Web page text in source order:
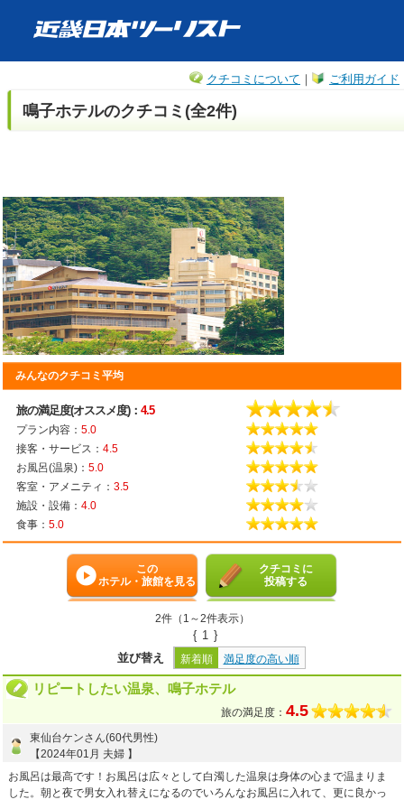
ご利用ガイド
クチコミについて ｜
鳴子ホテルのクチコミ(全2件)
みんなのクチコミ平均
旅の満足度(オススメ度)： 4.5
プラン内容： 5.0
接客・サービス： 4.5
お風呂(温泉)： 5.0
客室・アメニティ： 3.5
施設・設備： 4.0
食事： 5.0
この
ホテル・旅館を見る
クチコミに
投稿する
2件（1～2件表示）
{ 1 }
並び替え
新着順 満足度の高い順
リピートしたい温泉、鳴子ホテル
旅の満足度： 4.5
東仙台ケンさん(60代男性)
【2024年01月 夫婦 】
お風呂は最高です！お風呂は広々として白濁した温泉は身体の心まで温まりま
した。朝と夜で男女入れ替えになるのでいろんなお風呂に入れて、更に良かっ